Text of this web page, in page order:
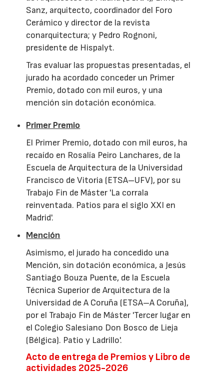
Sanz, arquitecto, coordinador del Foro
Cerámico y director de la revista
conarquitectura; y Pedro Rognoni,
presidente de Hispalyt.
Tras evaluar las propuestas presentadas, el
jurado ha acordado conceder un Primer
Premio, dotado con mil euros, y una
mención sin dotación económica.
Primer Premio
El Primer Premio, dotado con mil euros, ha
recaído en Rosalía Peiro Lanchares, de la
Escuela de Arquitectura de la Universidad
Francisco de Vitoria (ETSA–UFV), por su
Trabajo Fin de Máster 'La corrala
reinventada. Patios para el siglo XXI en
Madrid'.
Mención
Asimismo, el jurado ha concedido una
Mención, sin dotación económica, a Jesús
Santiago Bouza Puente, de la Escuela
Técnica Superior de Arquitectura de la
Universidad de A Coruña (ETSA–A Coruña),
por el Trabajo Fin de Máster 'Tercer lugar en
el Colegio Salesiano Don Bosco de Lieja
(Bélgica). Patio y Ladrillo'.
Acto de entrega de Premios y Libro de
actividades 2025-2026